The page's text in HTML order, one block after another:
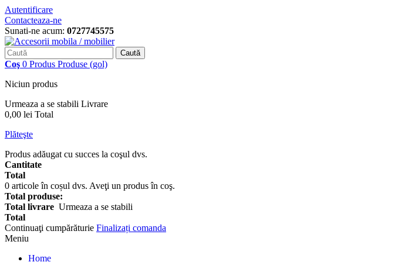
Autentificare
Contacteaza-ne
Sunati-ne acum: 0727745575
Caută
Coş 0 Produs Produse (gol)
Niciun produs
Urmeaza a se stabili Livrare
0,00 lei Total
Plăteşte
Produs adăugat cu succes la coşul dvs.
Cantitate
Total
0 articole în coșul dvs. Aveţi un produs în coş.
Total produse:
Total livrare Urmeaza a se stabili
Total
Continuaţi cumpărăturie Finalizați comanda
Meniu
Home